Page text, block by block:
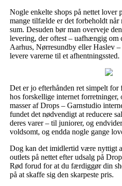
Nogle enkelte shops på nettet lover
mange tilfælde er det forbeholdt når
sum. Desuden bør man overveje
levering, der oftest – uafhængig om
Aarhus, Nørresundby eller Haslev
levere varerne til et afhentningssted.
Det er jo efterhånden ret simpelt for
hos forskellige internet forretninger,
masser af Drops – Garnstudio
fundet det nødvendigt at reducere
deres varer – til juniorer, og
voldsomt, og endda nogle gange
Dog kan det imidlertid være nyttigt
outlets på nettet efter udsalg på
Rød forud for at du færdiggør din
på at skaffe sig den skarpeste pris.